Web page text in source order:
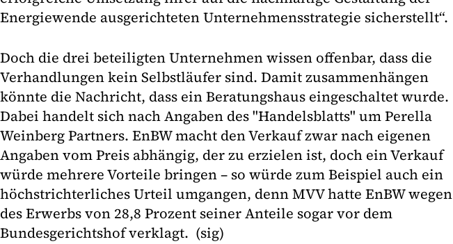
Energiewende ausgerichteten Unternehmensstrategie sicherstellt“.
Doch die drei beteiligten Unternehmen wissen offenbar, dass die
Verhandlungen kein Selbstläufer sind. Damit zusammenhängen
könnte die Nachricht, dass ein Beratungshaus eingeschaltet wurde.
Dabei handelt sich nach Angaben des "Handelsblatts" um Perella
Weinberg Partners. EnBW macht den Verkauf zwar nach eigenen
Angaben vom Preis abhängig, der zu erzielen ist, doch ein Verkauf
würde mehrere Vorteile bringen – so würde zum Beispiel auch ein
höchstrichterliches Urteil umgangen, denn MVV hatte EnBW wegen
des Erwerbs von 28,8 Prozent seiner Anteile sogar vor dem
Bundesgerichtshof verklagt. (sig)